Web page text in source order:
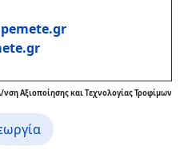
νση Αξιοποίησης και Τεχνολογίας Τροφίμων